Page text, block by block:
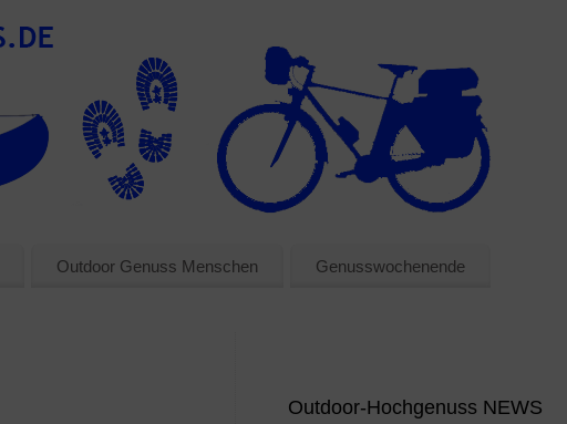
Outdoor Genuss Menschen Genusswochenende
Outdoor-Hochgenuss NEWS